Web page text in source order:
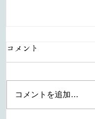
コメント
コメントを追加…